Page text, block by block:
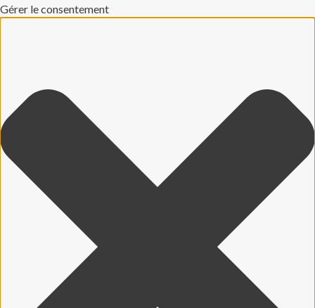
Gérer le consentement